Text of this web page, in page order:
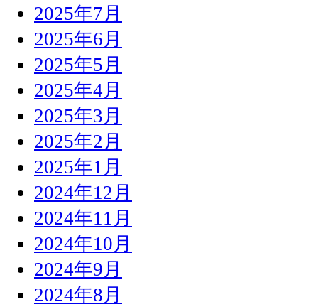
2025年7月
2025年6月
2025年5月
2025年4月
2025年3月
2025年2月
2025年1月
2024年12月
2024年11月
2024年10月
2024年9月
2024年8月